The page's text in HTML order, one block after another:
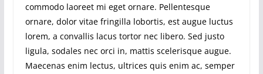
commodo laoreet mi eget ornare. Pellentesque
ornare, dolor vitae fringilla lobortis, est augue luctus
lorem, a convallis lacus tortor nec libero. Sed justo
ligula, sodales nec orci in, mattis scelerisque augue.
Maecenas enim lectus, ultrices quis enim ac, semper